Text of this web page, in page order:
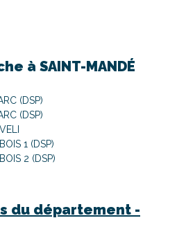
à SAINT-MANDÉ
(DSP)
(DSP)
1 (DSP)
2 (DSP)
du département -